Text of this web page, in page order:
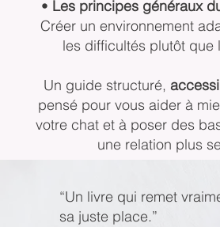
• Les principes généraux
Créer un environnement
les difficultés plutôt que
Un guide structuré,
pensé pour vous aider à
votre chat et à poser des
une relation plus
“Un livre qui remet
sa juste place.”